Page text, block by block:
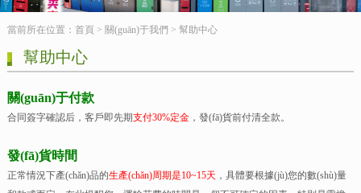
當前所在位置： 首頁> 關(guān)于我們 > 幫助中心
幫助中心
關(guān)于付款
合同簽字確認后，客戶即先期支付30%定金，發(fā)貨前付清全款。
發(fā)貨時間
正常情況下產(chǎn)品的生產(chǎn)周期是10~15天 ，具體要根據(jù)您的數(shù)量